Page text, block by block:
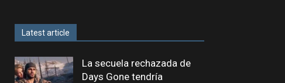
Latest article
La secuela rechazada de
Days Gone tendría